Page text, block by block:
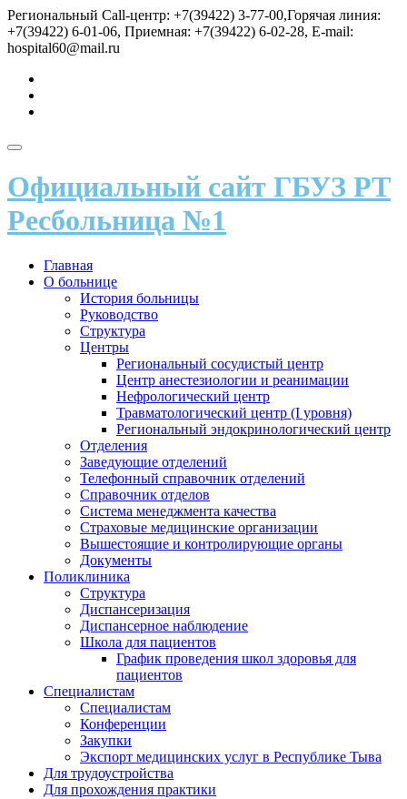
Перейти
к
содержимому
Региональный Call-центр: +7(39422) 3-77-00,Горячая линия:
+7(39422) 6-01-06, Приемная: +7(39422) 6-02-28, E-mail:
hospital60@mail.ru
Показать/
навигацию
Официальный сайт ГБУЗ РТ
Ресбольница №1
Главная
О больнице
История больницы
Руководство
Структура
Центры
Региональный сосудистый центр
Центр анестезиологии и реанимации
Нефрологический центр
Травматологический центр (I уровня)
Региональный эндокринологический центр
Отделения
Заведующие отделений
Телефонный справочник отделений
Справочник отделов
Система менеджмента качества
Страховые медицинские организации
Вышестоящие и контролирующие органы
Документы
Поликлиника
Структура
Диспансеризация
Диспансерное наблюдение
Школа для пациентов
График проведения школ здоровья для
пациентов
Специалистам
Специалистам
Конференции
Закупки
Экспорт медицинских услуг в Республике Тыва
Для трудоустройства
Для прохождения практики